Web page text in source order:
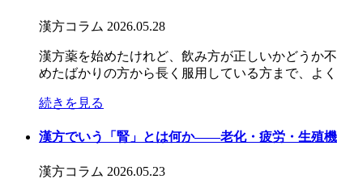
漢方コラム 2026.05.28
漢方薬を始めたけれど、飲み方が正しいかどうか
めたばかりの方から長く服用している方まで、よ
続きを見る
漢方でいう「腎」とは何か――老化・疲労・生殖機
漢方コラム 2026.05.23